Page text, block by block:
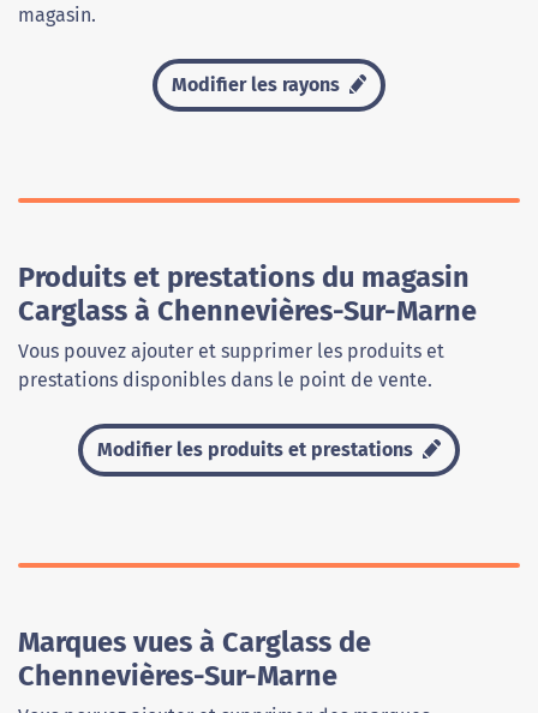
magasin.
Modifier les rayons
Produits et prestations du magasin
Carglass à Chennevières-Sur-Marne
Vous pouvez ajouter et supprimer les produits et
prestations disponibles dans le point de vente.
Modifier les produits et prestations
Marques vues à Carglass de
Chennevières-Sur-Marne